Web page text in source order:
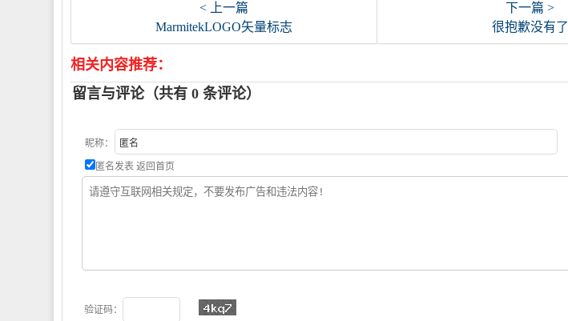
< 上一篇
MarmitekLOGO矢量标志
下一篇 >
很抱歉没有了
相关内容推荐：
留言与评论（共有 0 条评论）
昵称：
匿名发表 返回首页
验证码：